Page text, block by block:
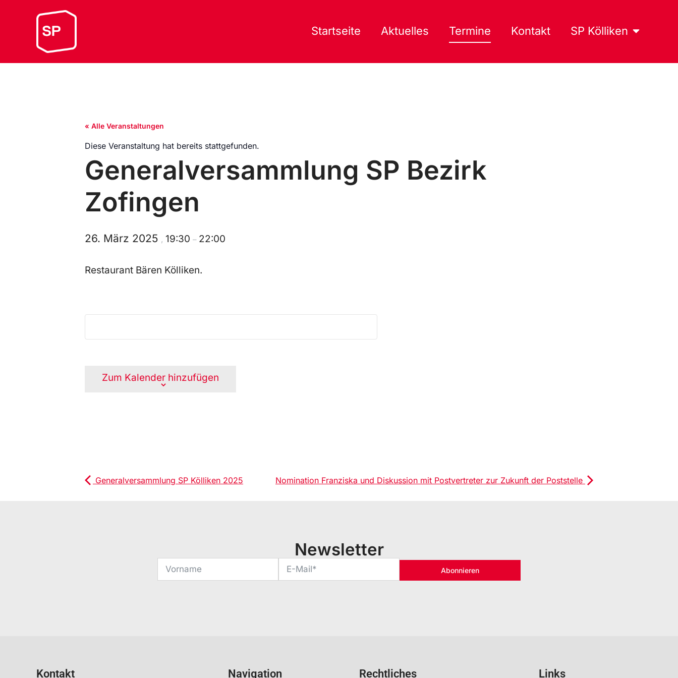
Startseite Aktuelles Termine Kontakt SP Kölliken
« Alle Veranstaltungen
Diese Veranstaltung hat bereits stattgefunden.
Generalversammlung SP Bezirk
Zofingen
26. März 2025 , 19:30 – 22:00
Restaurant Bären Kölliken.
Zum Kalender hinzufügen
Generalversammlung SP Kölliken 2025 Nomination Franziska und Diskussion mit Postvertreter zur Zukunft der Poststelle
Newsletter
Abonnieren
Kontakt Navigation Rechtliches Links